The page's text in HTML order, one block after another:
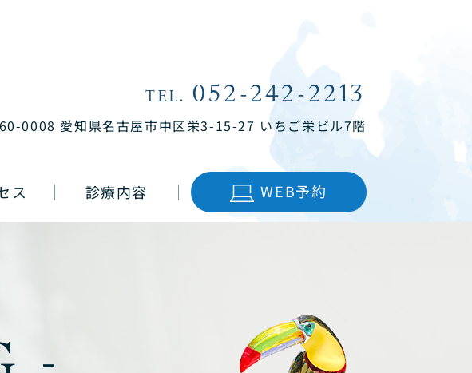
TEL. 052-242-2213
0008 愛知県名古屋市中区栄3-15-27 いちご栄ビル7階
ス 診療内容 WEB予約